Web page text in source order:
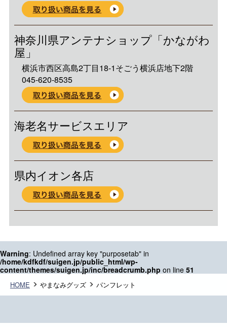
神奈川県アンテナショップ「かながわ
屋」
横浜市西区高島2丁目18-1そごう横浜店地下2階
045-620-8535
海老名サービスエリア
県内イオン各店
Warning: Undefined array key "purposetab" in
/home/kdfkdf/suigen.jp/public_html/wp-
content/themes/suigen.jp/inc/breadcrumb.php on line 51
HOME やまなみグッズ パンフレット